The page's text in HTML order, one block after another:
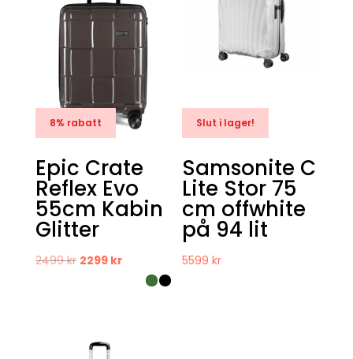
8% rabatt
Epic Crate
Reflex Evo
55cm Kabin
Glitter
2499kr Det
ursprungliga
2499 kr.
2299 krDet
nuvarande
Slut i lager!
Samsonite C
Lite Stor 75
cm offwhite
på 94 lit
5599kr